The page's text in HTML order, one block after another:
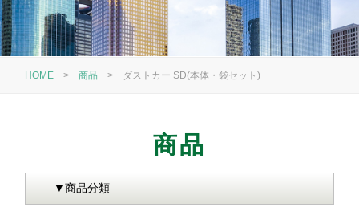
HOME >商品 > ダストカー SD(本体・袋セット)
商品